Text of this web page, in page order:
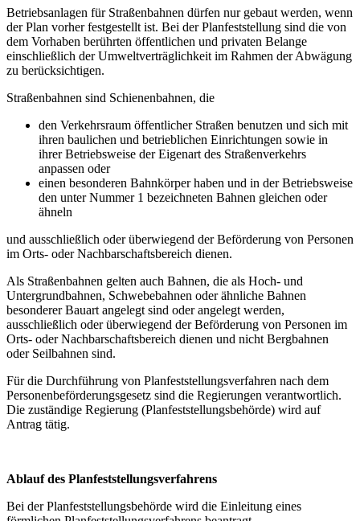
Betriebsanlagen für Straßenbahnen dürfen nur gebaut werden, wenn
der Plan vorher festgestellt ist. Bei der Planfeststellung sind die von
dem Vorhaben berührten öffentlichen und privaten Belange
einschließlich der Umweltverträglichkeit im Rahmen der Abwägung
zu berücksichtigen.
Straßenbahnen sind Schienenbahnen, die
den Verkehrsraum öffentlicher Straßen benutzen und sich mit
ihren baulichen und betrieblichen Einrichtungen sowie in
ihrer Betriebsweise der Eigenart des Straßenverkehrs
anpassen oder
einen besonderen Bahnkörper haben und in der Betriebsweise
den unter Nummer 1 bezeichneten Bahnen gleichen oder
ähneln
und ausschließlich oder überwiegend der Beförderung von Personen
im Orts- oder Nachbarschaftsbereich dienen.
Als Straßenbahnen gelten auch Bahnen, die als Hoch- und
Untergrundbahnen, Schwebebahnen oder ähnliche Bahnen
besonderer Bauart angelegt sind oder angelegt werden,
ausschließlich oder überwiegend der Beförderung von Personen im
Orts- oder Nachbarschaftsbereich dienen und nicht Bergbahnen
oder Seilbahnen sind.
Für die Durchführung von Plan­fest­stellungs­verfahren nach dem
Personenbeförderungsgesetz sind die Regierungen verantwortlich.
Die zuständige Regierung (Plan­fest­stellungsbehörde) wird auf
Antrag tätig.
Ablauf des Planfeststellungsverfahrens
Bei der Planfeststellungsbehörde wird die Einleitung eines